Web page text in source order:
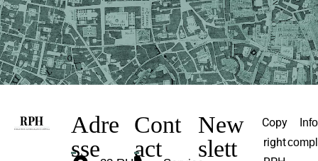
Adre
sse
Cont
act
New
slett
Copy
right